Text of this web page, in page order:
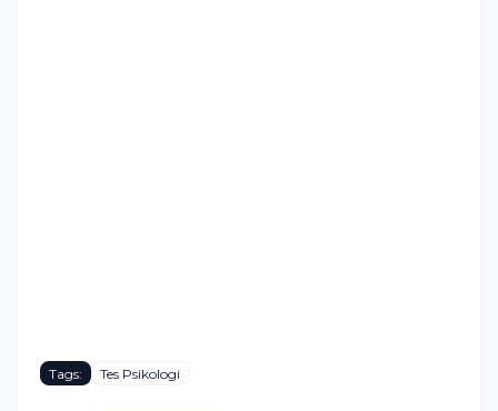
Tags: Tes Psikologi